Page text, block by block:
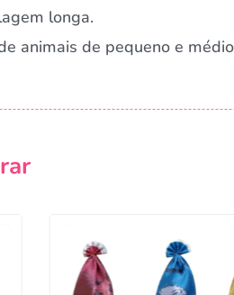
longa.
animais de pequeno e
lançada
Voltar